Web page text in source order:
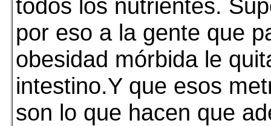
todos los nutrientes.
por eso a la gente que
obesidad mórbida le
intestino.Y que esos
son lo que hacen que